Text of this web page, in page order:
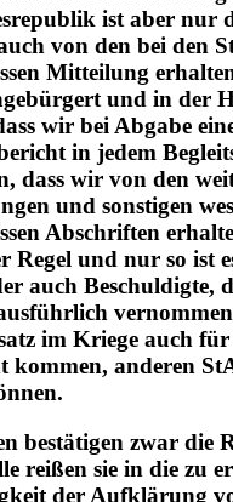
Auswertung
ist aber nur
von den bei den
Mitteilung
und in der
wir bei Abgabe
in jedem
dass wir von den
und sonstigen
Abschriften
Regel und nur so ist
auch Beschuldigte,
im Kriege auch für
kommen, anderen
bestätigen zwar die
reißen sie in die zu